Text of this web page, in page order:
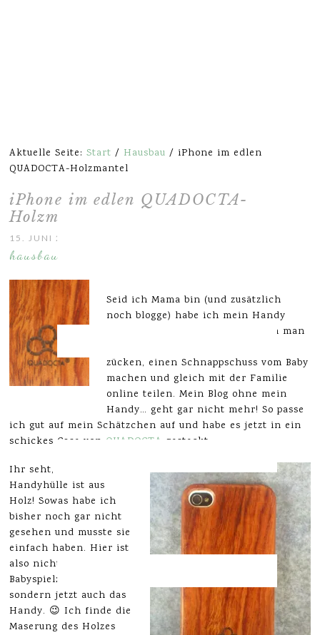
Aktuelle Seite:Start / Hausbau / iPhone im edlen
QUADOCTA-Holzmantel
iPhone im edlen QUADOCTA-
Holzmantel
15. JUNI 2013
hausbau
Seid ich Mama bin (und zusätzlich
noch blogge) habe ich mein Handy
immer und überall dabei. So kann man
zücken, einen Schnappschuss vom Baby
machen und gleich mit der Familie
online teilen. Mein Blog ohne mein
Handy… geht gar nicht mehr! So passe
ich gut auf mein Schätzchen auf und habe es jetzt in ein
schickes Case von QUADOCTA gesteckt.
Ihr seht, die
Handyhülle ist aus
Holz! Sowas habe ich
bisher noch gar nicht
gesehen und musste sie
einfach haben. Hier ist
also nicht nur das
Babyspielzeug aus Holz,
sondern jetzt auch das
Handy. 😉 Ich finde die
Maserung des Holzes